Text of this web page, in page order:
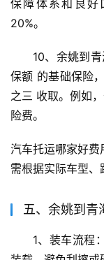
保障体系和良
20%。
10、余姚到
保额 的基础保险
之三 收取。例如
险费。
汽车托运哪家好费
需根据实际车型、
五、余姚到青
1、装车流程